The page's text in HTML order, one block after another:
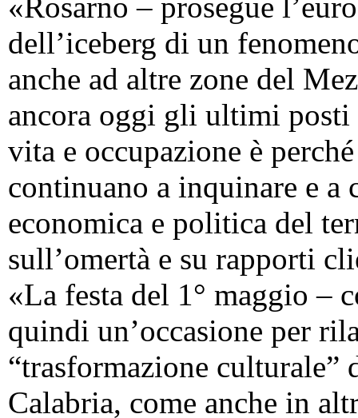
dell’iceberg di un
anche ad altre zone del
ancora oggi gli ultimi
vita e occupazione è
continuano a inquinare e
economica e politica del
sull’omertà e su rapporti
«La festa del 1° maggio –
quindi un’occasione per
“trasformazione culturale”
Calabria, come anche in